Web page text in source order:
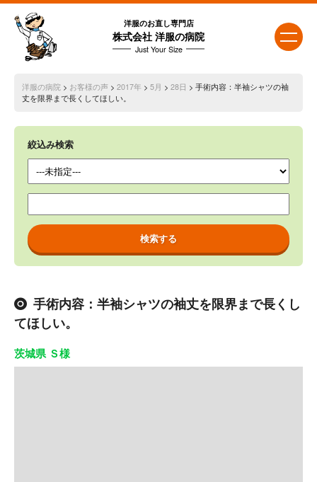
洋服のお直し専門店
株式会社 洋服の病院
Just Your Size
洋服の病院 > お客様の声> 2017年 > 5月 > 28日 > 手術内容：半袖シャツの袖
丈を限界まで長くしてほしい。
絞込み検索
手術内容：半袖シャツの袖丈を限界まで長くし
てほしい。
茨城県 Ｓ様